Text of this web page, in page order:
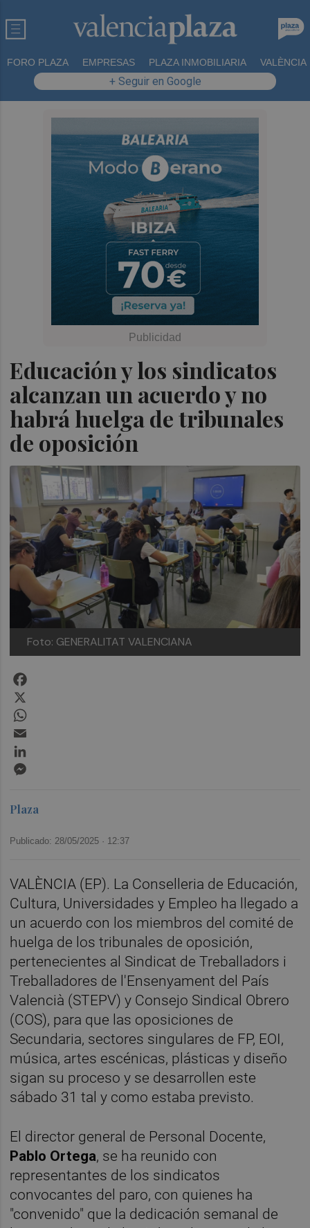
FORO PLAZA EMPRESAS PLAZA INMOBILIARIA VALÈNCIA
+ Seguir en Google
Educación y los sindicatos
alcanzan un acuerdo y no
habrá huelga de tribunales
de oposición
Foto: GENERALITAT VALENCIANA
Plaza
Publicado: 28/05/2025 · 12:37
VALÈNCIA (EP). La Conselleria de Educación,
Cultura, Universidades y Empleo ha llegado a
un acuerdo con los miembros del comité de
huelga de los tribunales de oposición,
pertenecientes al Sindicat de Treballadors i
Treballadores de l'Ensenyament del País
Valencià (STEPV) y Consejo Sindical Obrero
(COS), para que las oposiciones de
Secundaria, sectores singulares de FP, EOI,
música, artes escénicas, plásticas y diseño
sigan su proceso y se desarrollen este
sábado 31 tal y como estaba previsto.
El director general de Personal Docente,
Pablo Ortega, se ha reunido con
representantes de los sindicatos
convocantes del paro, con quienes ha
"convenido" que la dedicación semanal de